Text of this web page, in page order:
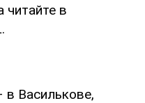
читайте в
в Василькове,